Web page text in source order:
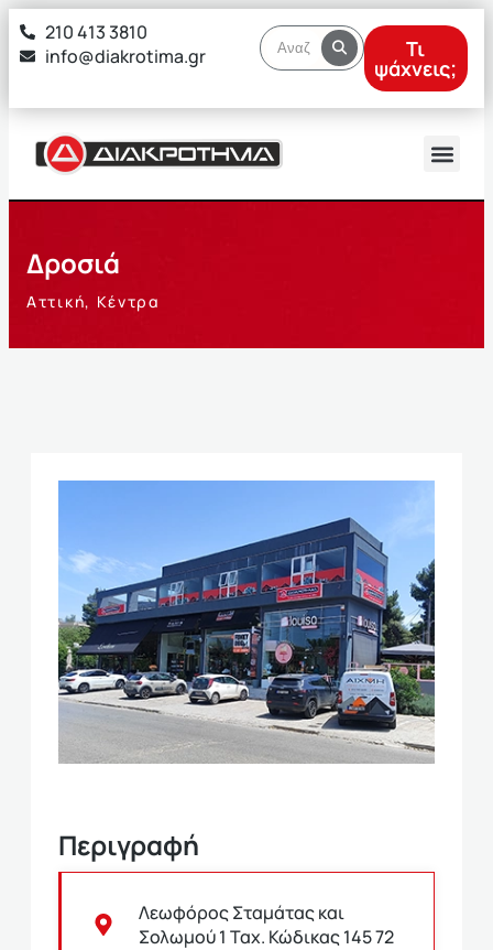
στο
περιεχόμενο
210 413 3810
info@diakrotima.gr
Τι
ψάχνεις;
Δροσιά
Αττική, Κέντρα
Περιγραφή
Λεωφόρος Σταμάτας και
Σολωμού 1 Ταχ. Κώδικας 145 72